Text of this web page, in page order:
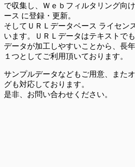
で収集し、Ｗｅｂフィルタリング向
ース に登録・更新。
そしてＵＲＬデータベース ライセン
います。ＵＲＬデータはテキストで
データが加工しやすいことから、長
１つとしてご利用頂いております。
サンプルデータなどもご用意、また
グも対応しております。
是非、お問い合わせください。